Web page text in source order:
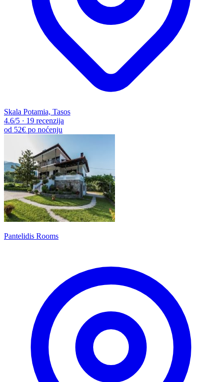
Skala Potamia, Tasos
4.6/5 · 19 recenzija
od 52€ po noćenju
Pantelidis Rooms